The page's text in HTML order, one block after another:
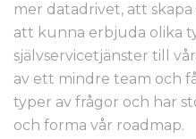
mer datadrivet, att
att kunna erbjuda olika
självservicetjänster till
av ett mindre team och
typer av frågor och har
och forma vår roadmap.